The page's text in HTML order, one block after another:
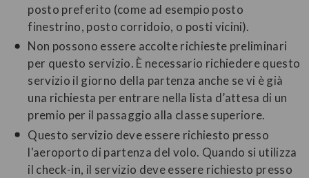
posto preferito (come ad esempio posto
finestrino, posto corridoio, o posti vicini).
Non possono essere accolte richieste preliminari
per questo servizio. È necessario richiedere questo
servizio il giorno della partenza anche se vi è già
una richiesta per entrare nella lista d’attesa di un
premio per il passaggio alla classe superiore.
Questo servizio deve essere richiesto presso
l'aeroporto di partenza del volo. Quando si utilizza
il check-in, il servizio deve essere richiesto presso